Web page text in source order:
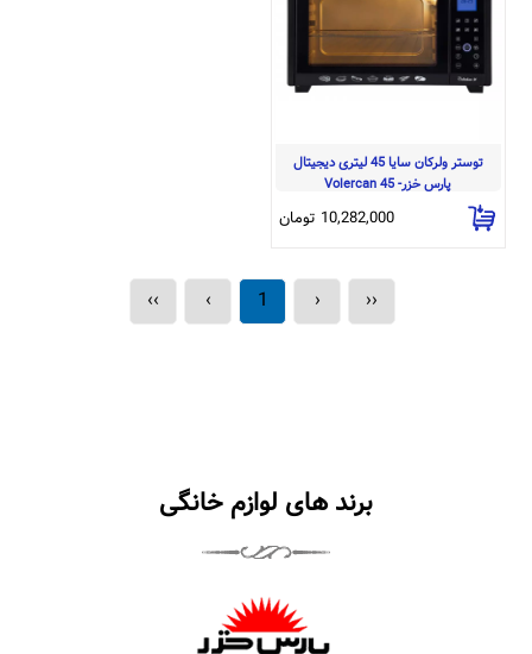
توستر ولرکان سایا 45 لیتری دیجیتال
پارس خزر- Volercan 45
10,282,000 تومان
‹‹
‹
1
›
››
برند های لوازم خانگی